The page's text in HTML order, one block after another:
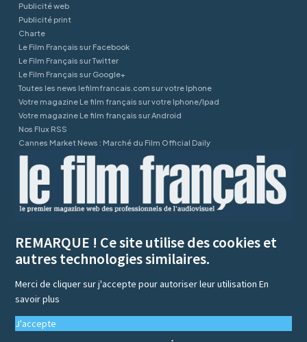
Publicité web
Publicité print
Charte
Le Film Français sur Facebook
Le Film Français sur Twitter
Le Film Français sur Google+
Toutes les news lefilmfrancais.com sur votre Iphone
Votre magazine Le film français sur votre Iphone/Ipad
Votre magazine Le film français sur Android
Nos Flux RSS
Cannes Market News : Marché du Film Official Daily
REMARQUE ! Ce site utilise des cookies et
autres technologies similaires.
Merci de cliquer sur j'accepte pour autoriser leur utilisationEn
savoir plus
J'accepte